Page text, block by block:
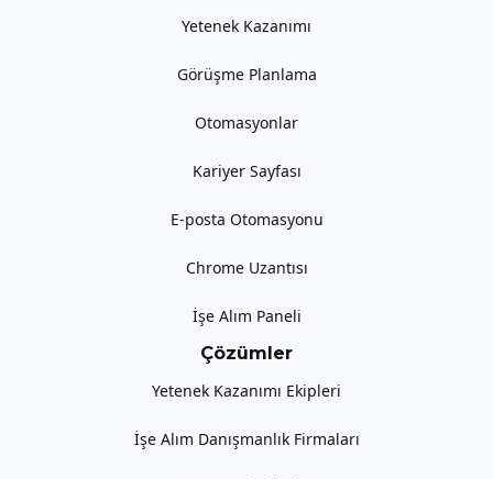
Yetenek Kazanımı
Görüşme Planlama
Otomasyonlar
Kariyer Sayfası
E-posta Otomasyonu
Chrome Uzantısı
İşe Alım Paneli
Çözümler
Yetenek Kazanımı Ekipleri
İşe Alım Danışmanlık Firmaları